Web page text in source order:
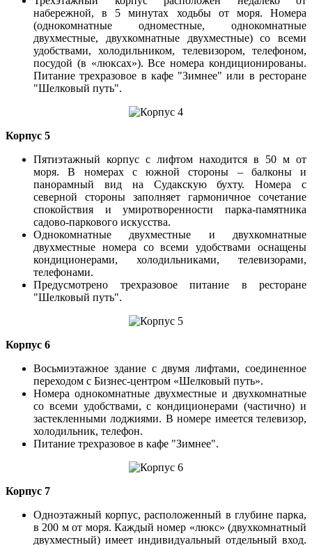
набережной, в 5 минутах ходьбы от моря. Номера
(однокомнатные одноместные, однокомнатные
двухместные, двухкомнатные двухместные) со всеми
удобствами, холодильником, телевизором, телефоном,
посудой (в «люксах»). Все номера кондиционированы.
Питание трехразовое в кафе "Зимнее" или в ресторане
"Шелковый путь".
Корпус 5
Пятиэтажный корпус с лифтом находится в 50 м от
моря. В номерах с южной стороны – балконы и
панорамный вид на Судакскую бухту. Номера с
северной стороны заполняет гармоничное сочетание
спокойствия и умиротворенности парка-памятника
садово-паркового искусства.
Однокомнатные двухместные и двухкомнатные
двухместные номера со всеми удобствами оснащены
кондиционерами, холодильниками, телевизорами,
телефонами.
Предусмотрено трехразовое питание в ресторане
"Шелковый путь".
Корпус 6
Восьмиэтажное здание с двумя лифтами, соединенное
переходом с Бизнес-центром «Шелковый путь».
Номера однокомнатные двухместные и двухкомнатные
со всеми удобствами, с кондиционерами (частично) и
застекленными лоджиями. В номере имеется телевизор,
холодильник, телефон.
Питание трехразовое в кафе "Зимнее".
Корпус 7
Одноэтажный корпус, расположенный в глубине парка,
в 200 м от моря. Каждый номер «люкс» (двухкомнатный
двухместный) имеет индивидуальный отдельный вход.